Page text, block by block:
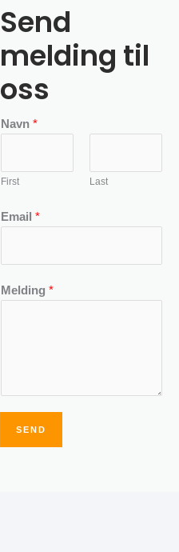
Send
melding til
oss
Navn *
First Last
Email *
Melding *
SEND